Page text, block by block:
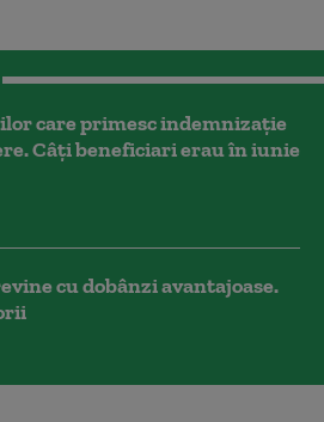
care primesc indemnizaţie
Câți beneficiari erau în iunie
cu dobânzi avantajoase.